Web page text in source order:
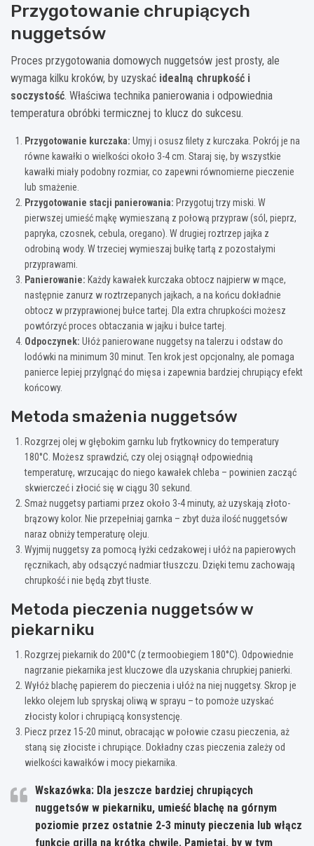
Przygotowanie chrupiących
nuggetsów
Proces przygotowania domowych nuggetsów jest prosty, ale
wymaga kilku kroków, by uzyskać idealną chrupkość i
soczystość. Właściwa technika panierowania i odpowiednia
temperatura obróbki termicznej to klucz do sukcesu.
Przygotowanie kurczaka: Umyj i osusz filety z kurczaka. Pokrój je na
równe kawałki o wielkości około 3-4 cm. Staraj się, by wszystkie
kawałki miały podobny rozmiar, co zapewni równomierne pieczenie
lub smażenie.
Przygotowanie stacji panierowania: Przygotuj trzy miski. W
pierwszej umieść mąkę wymieszaną z połową przypraw (sól, pieprz,
papryka, czosnek, cebula, oregano). W drugiej roztrzep jajka z
odrobiną wody. W trzeciej wymieszaj bułkę tartą z pozostałymi
przyprawami.
Panierowanie: Każdy kawałek kurczaka obtocz najpierw w mące,
następnie zanurz w roztrzepanych jajkach, a na końcu dokładnie
obtocz w przyprawionej bułce tartej. Dla extra chrupkości możesz
powtórzyć proces obtaczania w jajku i bułce tartej.
Odpoczynek: Ułóż panierowane nuggetsy na talerzu i odstaw do
lodówki na minimum 30 minut. Ten krok jest opcjonalny, ale pomaga
panierce lepiej przylgnąć do mięsa i zapewnia bardziej chrupiący efekt
końcowy.
Metoda smażenia nuggetsów
Rozgrzej olej w głębokim garnku lub frytkownicy do temperatury
180°C. Możesz sprawdzić, czy olej osiągnął odpowiednią
temperaturę, wrzucając do niego kawałek chleba – powinien zacząć
skwierczeć i złocić się w ciągu 30 sekund.
Smaż nuggetsy partiami przez około 3-4 minuty, aż uzyskają złoto-
brązowy kolor. Nie przepełniaj garnka – zbyt duża ilość nuggetsów
naraz obniży temperaturę oleju.
Wyjmij nuggetsy za pomocą łyżki cedzakowej i ułóż na papierowych
ręcznikach, aby odsączyć nadmiar tłuszczu. Dzięki temu zachowają
chrupkość i nie będą zbyt tłuste.
Metoda pieczenia nuggetsów w
piekarniku
Rozgrzej piekarnik do 200°C (z termoobiegiem 180°C). Odpowiednie
nagrzanie piekarnika jest kluczowe dla uzyskania chrupkiej panierki.
Wyłóż blachę papierem do pieczenia i ułóż na niej nuggetsy. Skrop je
lekko olejem lub spryskaj oliwą w sprayu – to pomoże uzyskać
złocisty kolor i chrupiącą konsystencję.
Piecz przez 15-20 minut, obracając w połowie czasu pieczenia, aż
staną się złociste i chrupiące. Dokładny czas pieczenia zależy od
wielkości kawałków i mocy piekarnika.
Wskazówka: Dla jeszcze bardziej chrupiących
nuggetsów w piekarniku, umieść blachę na górnym
poziomie przez ostatnie 2-3 minuty pieczenia lub włącz
funkcję grilla na krótką chwilę. Pamiętaj, by w tym